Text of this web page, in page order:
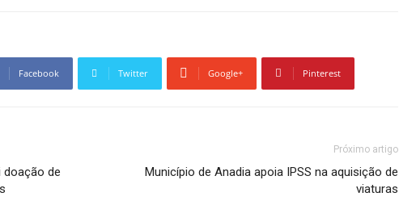
Facebook Twitter Google+ Pinterest
doação de
Próximo artigo
Município de Anadia apoia IPSS na aquisição de
viaturas